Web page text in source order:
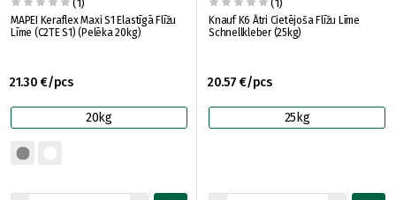
(1)
MAPEI Keraflex Maxi S1 Elastīgā Flīžu
Līme (C2TE S1) (Pelēka 20kg)
21.30 €/pcs
20kg
(1)
Knauf K6 Ātri Cietējoša Flīžu Līme
Schnellkleber (25kg)
20.57 €/pcs
25kg